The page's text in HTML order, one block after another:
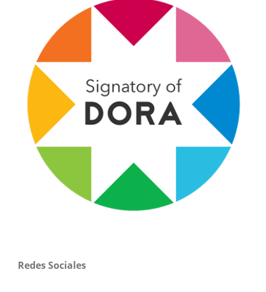
Redes Sociales